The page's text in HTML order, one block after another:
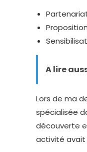
A lire
Lors de ma
spécialisée
découverte
activité avait